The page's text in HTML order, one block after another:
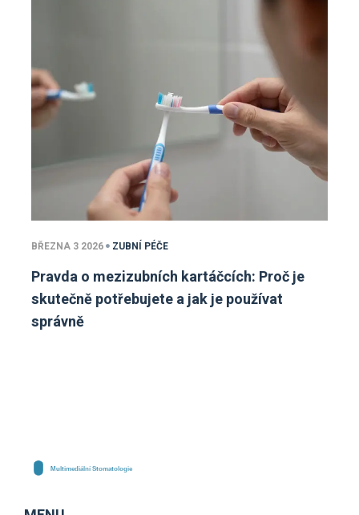
BŘEZNA 3 2026 ZUBNÍ PÉČE
Pravda o mezizubních kartáčcích: Proč je
skutečně potřebujete a jak je používat
správně